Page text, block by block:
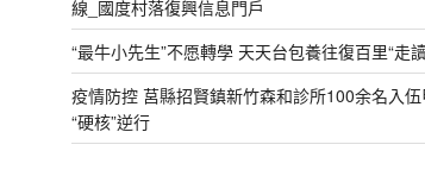
線_國度村落復興信息門戶
“最牛小先生”不愿轉學 天天台包養往復百里“走
疫情防控 莒縣招賢鎮新竹森和診所100余名入
“硬核”逆行